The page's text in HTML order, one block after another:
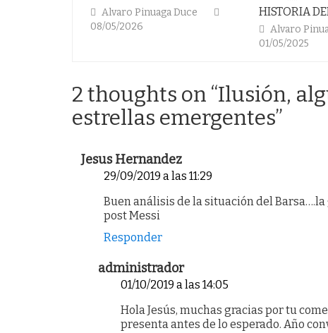
Alvaro Pinuaga Duce
08/05/2026
HISTORIA
Alvaro
01/05/2025
2 thoughts on “Ilusión,
estrellas emergentes”
Jesus Hernandez
29/09/2019 a las 11:29
Buen análisis de la situación del
post Messi
Responder
administrador
01/10/2019 a las 14:05
Hola Jesús, muchas gracias por tu
presenta antes de lo esperado. Año